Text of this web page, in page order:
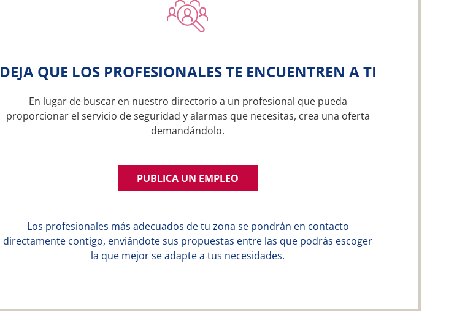
DEJA QUE LOS PROFESIONALES TE ENCUENTREN A TI
En lugar de buscar en nuestro directorio a un profesional que pueda
proporcionar el servicio de seguridad y alarmas que necesitas, crea una oferta
demandándolo.
PUBLICA UN EMPLEO
Los profesionales más adecuados de tu zona se pondrán en contacto
directamente contigo, enviándote sus propuestas entre las que podrás escoger
la que mejor se adapte a tus necesidades.